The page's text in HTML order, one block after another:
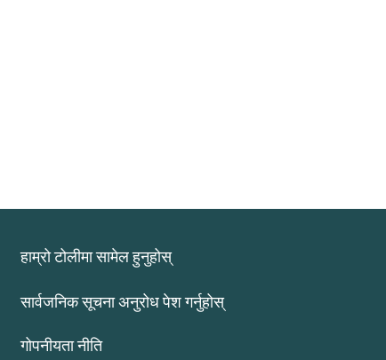
हाम्रो टोलीमा सामेल हुनुहोस्
सार्वजनिक सूचना अनुरोध पेश गर्नुहोस्
गोपनीयता नीति